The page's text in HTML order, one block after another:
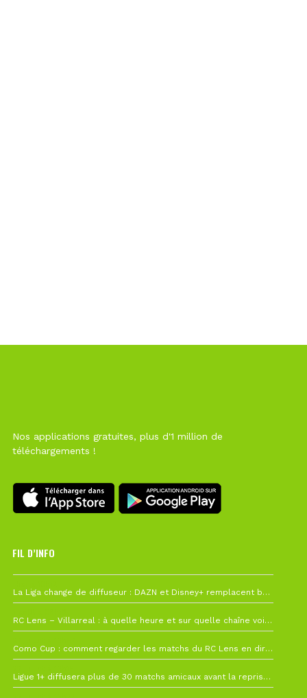
Nos applications gratuites, plus d'1 million de
téléchargements !
FIL D’INFO
La Liga change de diffuseur : DAZN et Disney+ remplacent beIN Sports !
RC Lens – Villarreal : à quelle heure et sur quelle chaîne voir la finale de la Como Cup ?
Como Cup : comment regarder les matchs du RC Lens en direct ?
Ligue 1+ diffusera plus de 30 matchs amicaux avant la reprise de la Ligue 1